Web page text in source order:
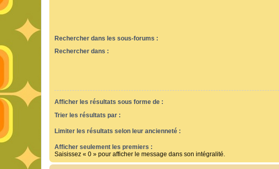
Rechercher dans les sous-forums :
Rechercher dans :
Afficher les résultats sous forme de :
Trier les résultats par :
Limiter les résultats selon leur ancienneté :
Afficher seulement les premiers :
Saisissez « 0 » pour afficher le message dans son intégralité.